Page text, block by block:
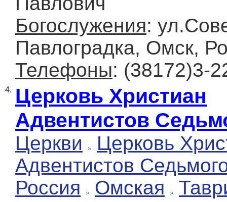
Богослужения:
Павлоградка, Омск,
Телефоны: (38172)3-
4. Церковь Христиан
Адвентистов
Церкви
Церковь
Адвентистов
Россия
Омская